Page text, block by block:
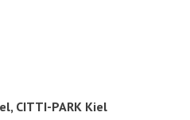
CITTI-PARK Kiel